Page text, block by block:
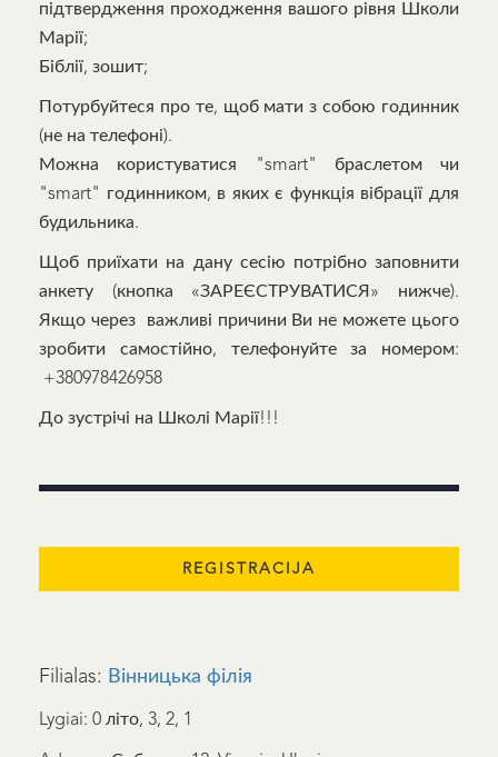
підтвердження проходження вашого рівня Школи
Марії;
Біблії, зошит;
Потурбуйтеся про те, щоб мати з собою годинник
(не на телефоні).
Можна користуватися "smart" браслетом чи
"smart" годинником, в яких є функція вібрації для
будильника.
Щоб приїхати на дану сесію потрібно заповнити
анкету (кнопка «ЗАРЕЄСТРУВАТИСЯ» нижче).
Якщо через важливі причини Ви не можете цього
зробити самостійно, телефонуйте за номером:
+380978426958
До зустрічі на Школі Марії!!!
Filialas: Вінницька філія
Lygiai: 0 літо, 3, 2, 1